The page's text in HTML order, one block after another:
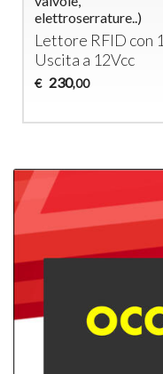
elettroserrature..)
Lettore RFID con 1
Uscita a 12Vcc
€ 230,00